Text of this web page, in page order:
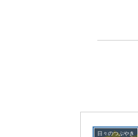
日々のつぶやき